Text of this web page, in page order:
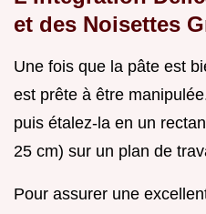
et des Noisettes
Une fois que la pâte est
est prête à être
puis étalez-la en un
25 cm) sur un plan de
Pour assurer une